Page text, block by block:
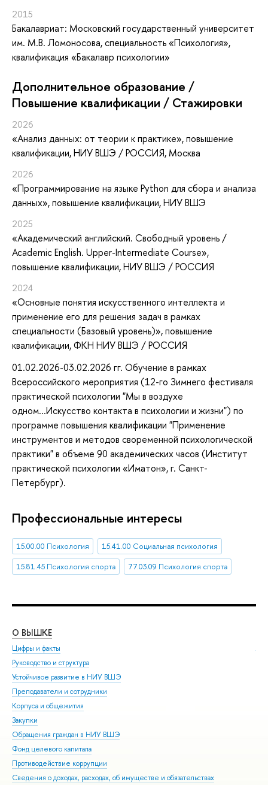
2015
Бакалавриат: Московский государственный университет
им. М.В. Ломоносова, специальность «Психология»,
квалификация «Бакалавр психологии»
Дополнительное образование /
Повышение квалификации / Стажировки
2026
«Анализ данных: от теории к практике», повышение
квалификации, НИУ ВШЭ / РОССИЯ, Москва
2026
«Программирование на языке Python для сбора и анализа
данных», повышение квалификации, НИУ ВШЭ
2025
«Академический английский. Свободный уровень /
Academic English. Upper-Intermediate Course»,
повышение квалификации, НИУ ВШЭ / РОССИЯ
2024
«Основные понятия искусственного интеллекта и
применение его для решения задач в рамках
специальности (Базовый уровень)», повышение
квалификации, ФКН НИУ ВШЭ / РОССИЯ
01.02.2026-03.02.2026 гг. Обучение в рамках
Всероссийского мероприятия (12-го Зимнего фестиваля
практической психологии "Мы в воздухе
одном...Искусство контакта в психологии и жизни") по
программе повышения квалификации "Применение
инструментов и методов своременной психологической
практики" в объеме 90 академических часов (Институт
практической психологии «Иматон», г. Санкт-
Петербург).
Профессиональные интересы
15.00.00 Психология
15.41.00 Социальная психология
15.81.45 Психология спорта
77.03.09 Психология спорта
О ВЫШКЕ
Цифры и факты
Руководство и структура
Устойчивое развитие в НИУ ВШЭ
Преподаватели и сотрудники
Корпуса и общежития
Закупки
Обращения граждан в НИУ ВШЭ
Фонд целевого капитала
Противодействие коррупции
Сведения о доходах, расходах, об имуществе и обязательствах